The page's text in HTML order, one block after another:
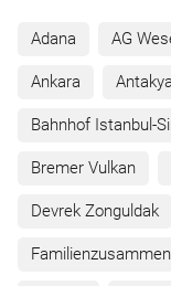
Adana AG
Ankara Antakya
Bahnhof Istanbul-
Bremer Vulkan
Devrek Zonguldak